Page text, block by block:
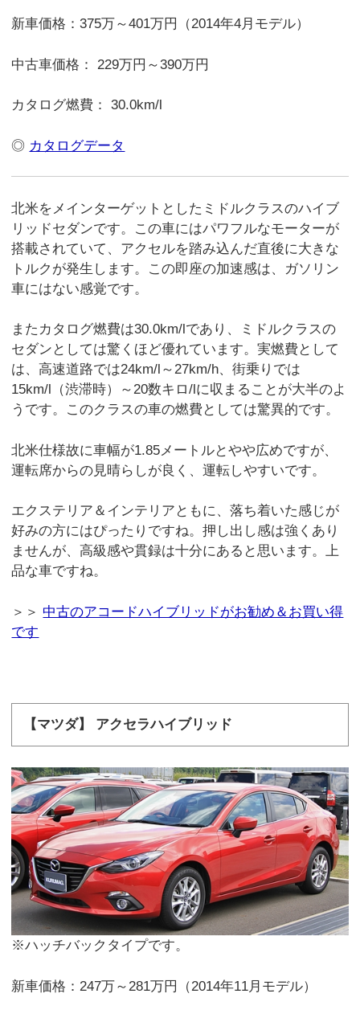
新車価格：375万～401万円（2014年4月モデル）
中古車価格： 229万円～390万円
カタログ燃費： 30.0km/l
◎ カタログデータ
北米をメインターゲットとしたミドルクラスのハイブ
リッドセダンです。この車にはパワフルなモーターが
搭載されていて、アクセルを踏み込んだ直後に大きな
トルクが発生します。この即座の加速感は、ガソリン
車にはない感覚です。
またカタログ燃費は30.0km/lであり、ミドルクラスの
セダンとしては驚くほど優れています。実燃費として
は、高速道路では24km/l～27km/h、街乗りでは
15km/l（渋滞時）～20数キロ/lに収まることが大半のよ
うです。このクラスの車の燃費としては驚異的です。
北米仕様故に車幅が1.85メートルとやや広めですが、
運転席からの見晴らしが良く、運転しやすいです。
エクステリア＆インテリアともに、落ち着いた感じが
好みの方にはぴったりですね。押し出し感は強くあり
ませんが、高級感や貫録は十分にあると思います。上
品な車ですね。
＞＞ 中古のアコードハイブリッドがお勧め＆お買い得
です
【マツダ】 アクセラハイブリッド
※ハッチバックタイプです。
新車価格：247万～281万円（2014年11月モデル）